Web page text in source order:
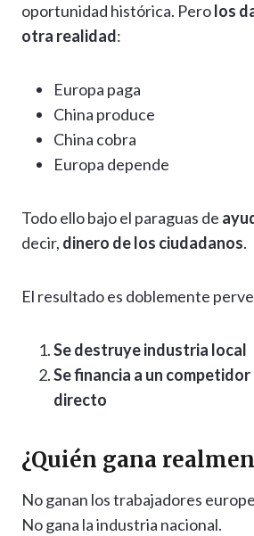
oportunidad histórica. Perolos
otra realidad:
Europa paga
China produce
China cobra
Europa depende
Todo ello bajo el paraguas de
decir, dinero de los ciudadanos.
El resultado es doblemente
Se destruye industria local
Se financia a un
directo
¿Quién gana
No ganan los trabajadores
No gana la industria nacional.